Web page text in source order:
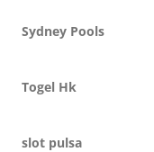
Sydney Pools
Togel Hk
slot pulsa